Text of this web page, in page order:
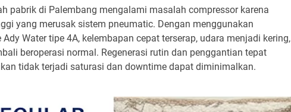
pabrik di Palembang mengalami masalah compressor karena
yang merusak sistem pneumatic. Dengan menggunakan
Ady Water tipe 4A, kelembapan cepat terserap, udara menjadi kering,
beroperasi normal. Regenerasi rutin dan penggantian tepat
tidak terjadi saturasi dan downtime dapat diminimalkan.